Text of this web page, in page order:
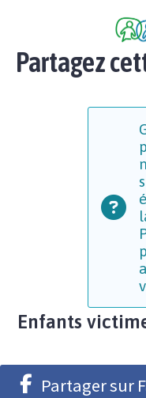
Partagez
Enfants
Partager sur